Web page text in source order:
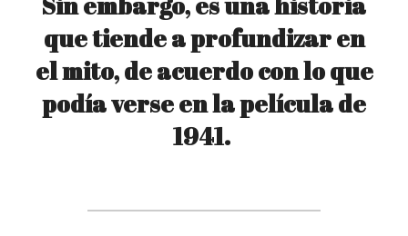
que tiende a profundizar en
el mito, de acuerdo con lo que
podía verse en la película de
1941.